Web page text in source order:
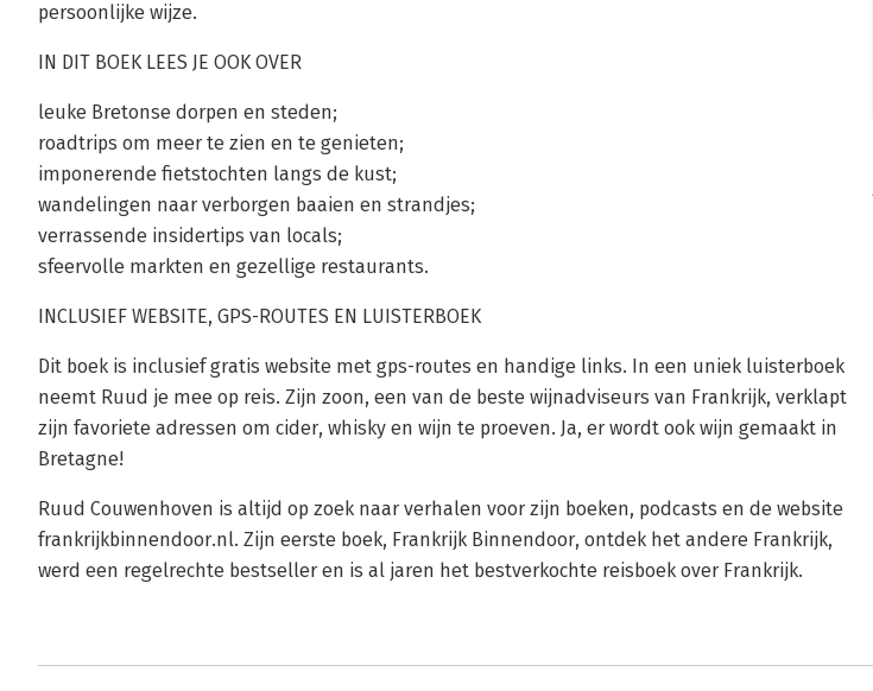
persoonlijke wijze.
IN DIT BOEK LEES JE OOK OVER
leuke Bretonse dorpen en steden;
roadtrips om meer te zien en te genieten;
imponerende fietstochten langs de kust;
wandelingen naar verborgen baaien en strandjes;
verrassende insidertips van locals;
sfeervolle markten en gezellige restaurants.
INCLUSIEF WEBSITE, GPS-ROUTES EN LUISTERBOEK
Dit boek is inclusief gratis website met gps-routes en handige links. In een uniek luisterboek
neemt Ruud je mee op reis. Zijn zoon, een van de beste wijnadviseurs van Frankrijk, verklapt
zijn favoriete adressen om cider, whisky en wijn te proeven. Ja, er wordt ook wijn gemaakt in
Bretagne!
Ruud Couwenhoven is altijd op zoek naar verhalen voor zijn boeken, podcasts en de website
frankrijkbinnendoor.nl. Zijn eerste boek, Frankrijk Binnendoor, ontdek het andere Frankrijk,
werd een regelrechte bestseller en is al jaren het bestverkochte reisboek over Frankrijk.